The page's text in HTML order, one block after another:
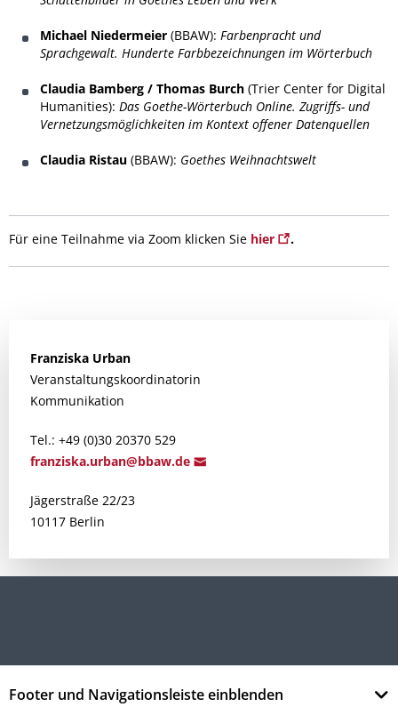
Michael Niedermeier (BBAW): Farbenpracht und
Sprachgewalt. Hunderte Farbbezeichnungen im Wörterbuch
Claudia Bamberg / Thomas Burch (Trier Center for Digital
Humanities): Das Goethe-Wörterbuch Online. Zugriffs- und
Vernetzungsmöglichkeiten im Kontext offener Datenquellen
Claudia Ristau (BBAW): Goethes Weihnachtswelt
Für eine Teilnahme via Zoom klicken Sie hier .
Franziska Urban
Veranstaltungskoordinatorin
Kommunikation
Tel.: +49 (0)30 20370 529
franziska.urban@bbaw.de
Jägerstraße 22/23
10117 Berlin
Footer und Navigationsleiste einblenden